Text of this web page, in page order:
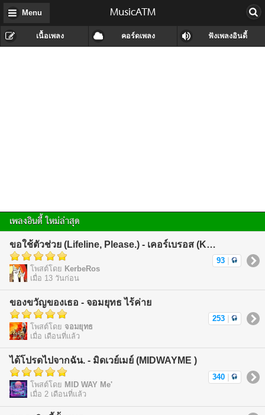
Menu MusicATM
เนื้อเพลง คอร์ดเพลง ฟังเพลงอินดี้
เพลงอินดี้ ใหม่ล่าสุด
ขอใช้ตัวช่วย (Lifeline, Please.) - เคอร์เบรอส (KerBeRos)
โพสต์โดย KerbeRos
เมื่อ 13 วันก่อน
93
ของขวัญของเธอ - จอมยุทธ ไร้ค่าย
โพสต์โดย จอมยุทธ
เมื่อ เดือนที่แล้ว
253
ได้โปรดไปจากฉัน. - มิดเวย์เมย์ (MIDWAYME )
โพสต์โดย MID WAY Me'
เมื่อ 2 เดือนที่แล้ว
340